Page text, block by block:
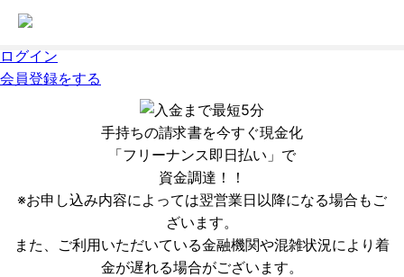
ログイン
会員登録をする
手持ちの請求書を今すぐ現金化
「フリーナンス即日払い」で
資金調達！！
※お申し込み内容によっては翌営業日以降になる場合もご
ざいます。
また、ご利用いただいている金融機関や混雑状況により着
金が遅れる場合がございます。